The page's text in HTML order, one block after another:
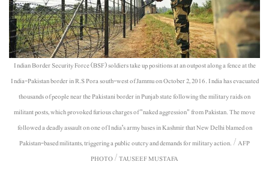
Indian Border Security Force (BSF) soldiers take up positions at an outpost along a fence at the
India-Pakistan border in R.S Pora south-west of Jammu on October 2, 2016. India has evacuated
thousands of people near the Pakistani border in Punjab state following the military raids on
militant posts, which provoked furious charges of "naked aggression" from Pakistan. The move
followed a deadly assault on one of India's army bases in Kashmir that New Delhi blamed on
Pakistan-based militants, triggering a public outcry and demands for military action. / AFP
PHOTO / TAUSEEF MUSTAFA